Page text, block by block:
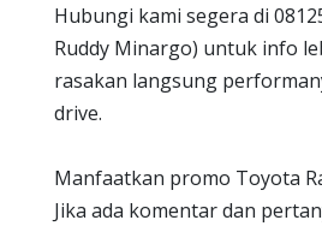
Hubungi kami segera di
Ruddy Minargo) untuk info
rasakan langsung
drive.
Manfaatkan promo Toyota
Jika ada komentar dan